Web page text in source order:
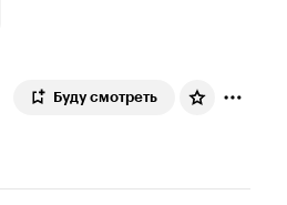
Буду смотреть